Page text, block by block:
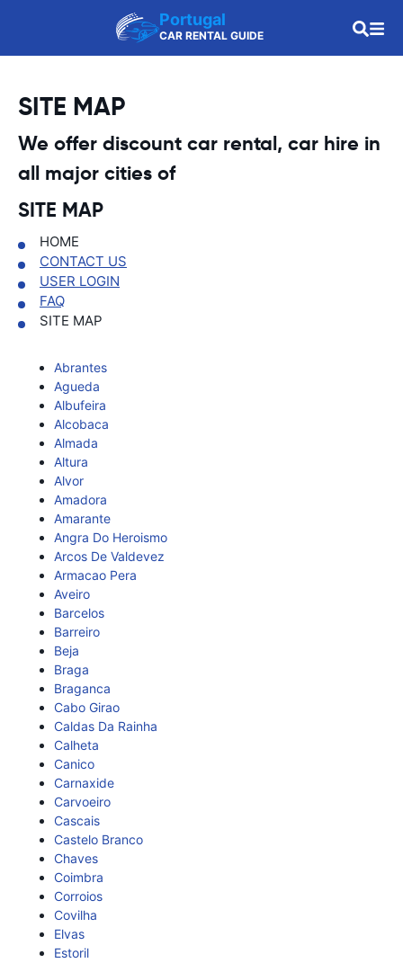
Portugal
CAR RENTAL GUIDE
SITE MAP
We offer discount car rental, car hire in
all major cities of
SITE MAP
HOME
CONTACT US
USER LOGIN
FAQ
SITE MAP
Abrantes
Agueda
Albufeira
Alcobaca
Almada
Altura
Alvor
Amadora
Amarante
Angra Do Heroismo
Arcos De Valdevez
Armacao Pera
Aveiro
Barcelos
Barreiro
Beja
Braga
Braganca
Cabo Girao
Caldas Da Rainha
Calheta
Canico
Carnaxide
Carvoeiro
Cascais
Castelo Branco
Chaves
Coimbra
Corroios
Covilha
Elvas
Estoril